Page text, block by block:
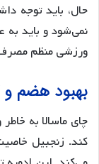
حال، باید توجه
نمی‌شود و باید به
ورزشی منظم
بهبود هضم
چای ماسالا به
کند. زنجبیل